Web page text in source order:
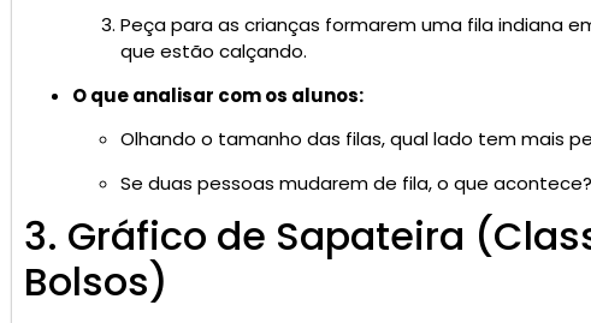
Peça para as crianças formarem uma fila indiana
que estão calçando.
O que analisar com os alunos:
Olhando o tamanho das filas, qual lado tem mais
Se duas pessoas mudarem de fila, o que acontece?
3. Gráfico de Sapateira
Bolsos)